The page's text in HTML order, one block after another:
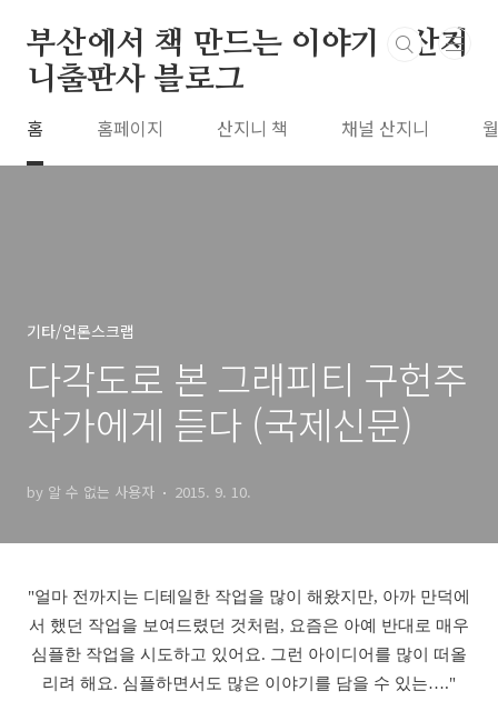
부산에서 책 만드는 이야기 : 산지
니출판사 블로그
홈 홈페이지 산지니 책 채널 산지니
기타/언론스크랩
다각도로 본 그래피티 구헌주
작가에게 듣다 (국제신문)
by 알 수 없는 사용자 2015. 9. 10.
"얼마 전까지는 디테일한 작업을 많이 해왔지만, 아까 만덕에
서 했던 작업을 보여드렸던 것처럼, 요즘은 아예 반대로 매우
심플한 작업을 시도하고 있어요. 그런 아이디어를 많이 떠올
리려 해요. 심플하면서도 많은 이야기를 담을 수 있는…."